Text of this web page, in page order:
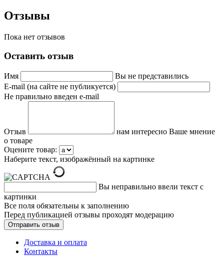
Отзывы
Пока нет отзывов
Оставить отзыв
Имя
Вы не представились
E-mail (на сайте не публикуется)
Не правильно введен e-mail
Отзыв
нам интересно Ваше мнение
о товаре
Оцените товар:
Наберите текст, изображённый на картинке
Вы неправильно ввели текст с
картинки
Все поля обязательны к заполнению
Перед публикацией отзывы проходят модерацию
Доставка и оплата
Контакты